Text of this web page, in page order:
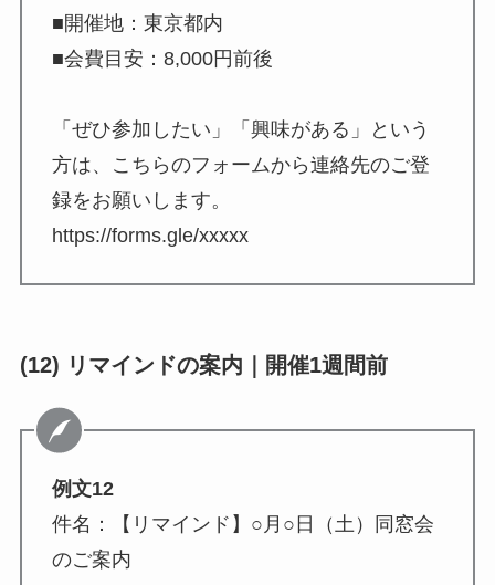
■開催地：東京都内
■会費目安：8,000円前後
「ぜひ参加したい」「興味がある」という
方は、こちらのフォームから連絡先のご登
録をお願いします。
https://forms.gle/xxxxx
(12) リマインドの案内｜開催1週間前
例文12
件名：【リマインド】○月○日（土）同窓会
のご案内